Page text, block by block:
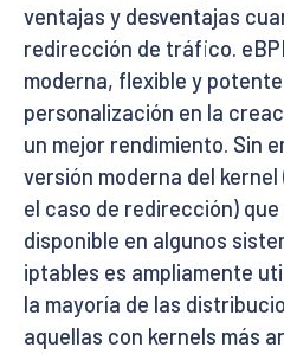
ventajas y desventajas
redirección de tráfico.
moderna, flexible y
personalización en la
un mejor rendimiento. Sin
versión moderna del
el caso de redirección)
disponible en algunos
iptables es ampliamente
la mayoría de las
aquellas con kernels más